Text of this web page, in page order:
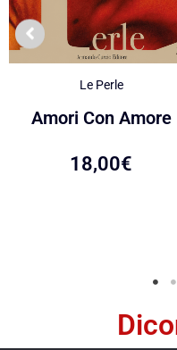
Le Perle
Amori Con Amore
18,00€